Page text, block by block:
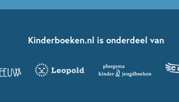
Kinderboeken.nl is onderdeel van